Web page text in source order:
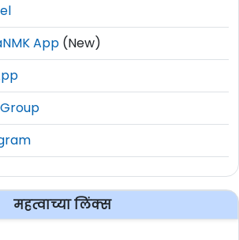
App (New)
महत्वाच्या लिंक्स